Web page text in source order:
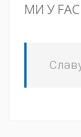
МИ У